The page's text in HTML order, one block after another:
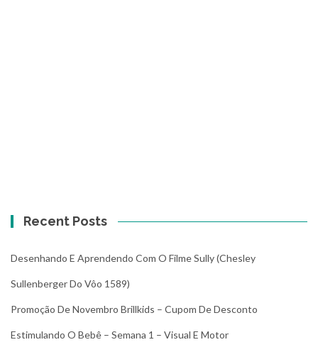
Recent Posts
Desenhando E Aprendendo Com O Filme Sully (Chesley
Sullenberger Do Vôo 1589)
Promoção De Novembro Brillkids – Cupom De Desconto
Estimulando O Bebê – Semana 1 – Visual E Motor